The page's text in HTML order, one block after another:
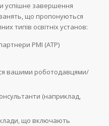
успішне завершення
занять, що пропонуються
типів освітніх установ:
PMI (ATP)
вашими роботодавцями/
(наприклад,
що включають